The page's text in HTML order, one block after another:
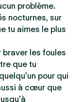
problème.
nocturnes, sur
tu aimes le plus
braver les foules
que tu
pour qui
à cœur que